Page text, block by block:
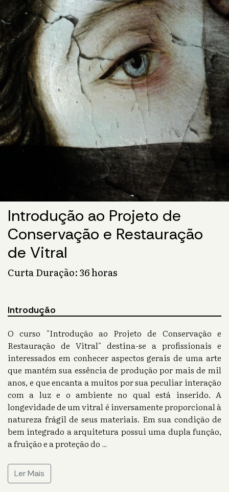
Introdução ao Projeto de
Conservação e Restauração
de Vitral
Curta Duração: 36 horas
Introdução
O curso "Introdução ao Projeto de Conservação e
Restauração de Vitral" destina-se a profissionais e
interessados em conhecer aspectos gerais de uma arte
que mantém sua essência de produção por mais de mil
anos, e que encanta a muitos por sua peculiar interação
com a luz e o ambiente no qual está inserido. A
longevidade de um vitral é inversamente proporcional à
natureza frágil de seus materiais. Em sua condição de
bem integrado a arquitetura possui uma dupla função,
a fruição e a proteção do ...
Ler Mais